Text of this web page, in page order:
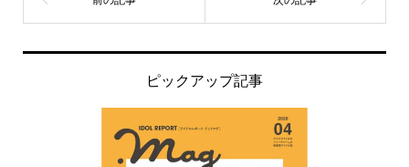
ピックアップ記事